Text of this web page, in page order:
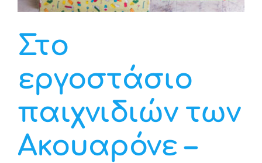
Στο
εργοστάσιο
παιχνιδιών των
Ακουαρόνε –